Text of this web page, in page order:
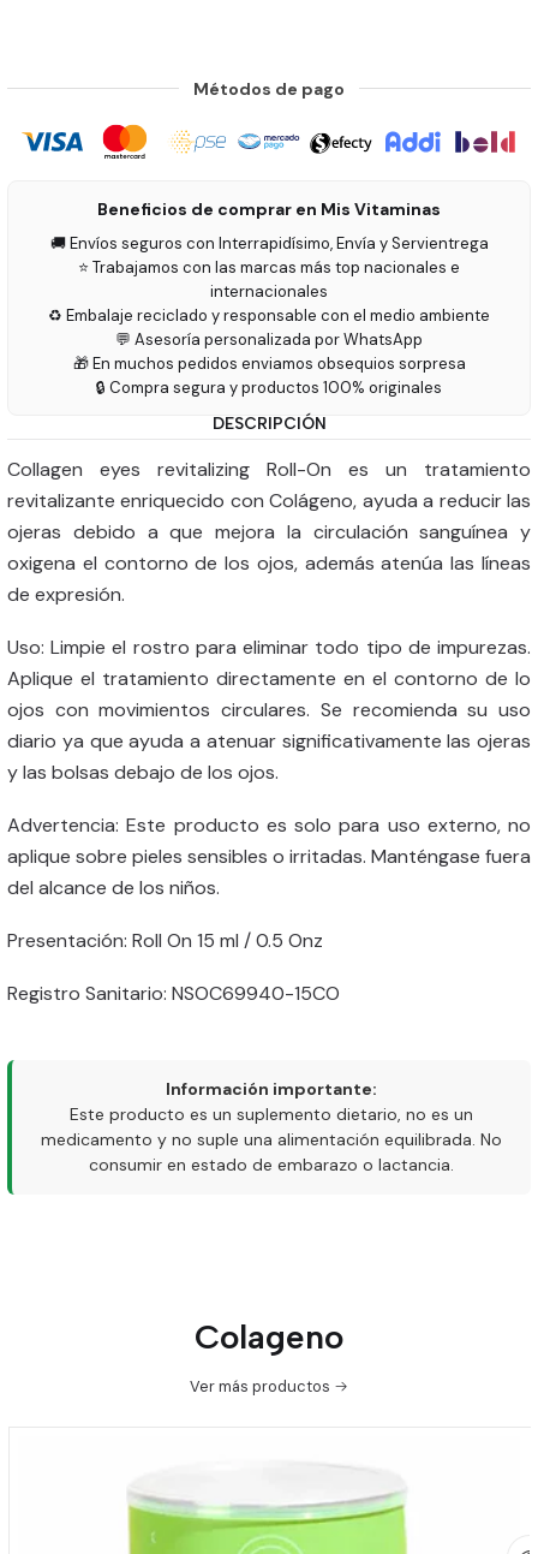
Métodos de pago
Beneficios de comprar en Mis Vitaminas
🚚 Envíos seguros con Interrapidísimo, Envía y Servientrega
⭐ Trabajamos con las marcas más top nacionales e
internacionales
♻️ Embalaje reciclado y responsable con el medio ambiente
💬 Asesoría personalizada por WhatsApp
🎁 En muchos pedidos enviamos obsequios sorpresa
🔒 Compra segura y productos 100% originales
DESCRIPCIÓN
Collagen eyes revitalizing Roll-On es un tratamiento
revitalizante enriquecido con Colágeno, ayuda a reducir las
ojeras debido a que mejora la circulación sanguínea y
oxigena el contorno de los ojos, además atenúa las líneas
de expresión.
Uso: Limpie el rostro para eliminar todo tipo de impurezas.
Aplique el tratamiento directamente en el contorno de lo
ojos con movimientos circulares. Se recomienda su uso
diario ya que ayuda a atenuar significativamente las ojeras
y las bolsas debajo de los ojos.
Advertencia: Este producto es solo para uso externo, no
aplique sobre pieles sensibles o irritadas. Manténgase fuera
del alcance de los niños.
Presentación: Roll On 15 ml / 0.5 Onz
Registro Sanitario: NSOC69940-15CO
Información importante:
Este producto es un suplemento dietario, no es un
medicamento y no suple una alimentación equilibrada. No
consumir en estado de embarazo o lactancia.
Colageno
Ver más productos